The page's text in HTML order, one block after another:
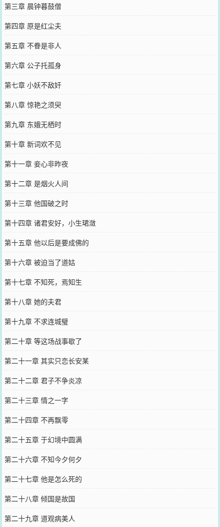
第三章 晨钟暮鼓僧
第四章 原是红尘夫
第五章 不眷是非人
第六章 公子托孤身
第七章 小妖不敌奸
第八章 惊艳之须臾
第九章 东娥无栖时
第十章 新词欢不见
第十一章 妾心非昨夜
第十二章 是烟火人间
第十三章 他国破之时
第十四章 诸君安好，小生珺潋
第十五章 他以后是要成佛的
第十六章 被迫当了道姑
第十七章 不知死，焉知生
第十八章 她的夫君
第十九章 不求连城璧
第二十章 等这场战事歇了
第二十一章 其实只恋长安某
第二十二章 君子不争炎凉
第二十三章 情之一字
第二十四章 不再飘零
第二十五章 于幻境中圆满
第二十六章 不知今夕何夕
第二十七章 他是怎么死的
第二十八章 倾国是故国
第二十九章 道观病美人